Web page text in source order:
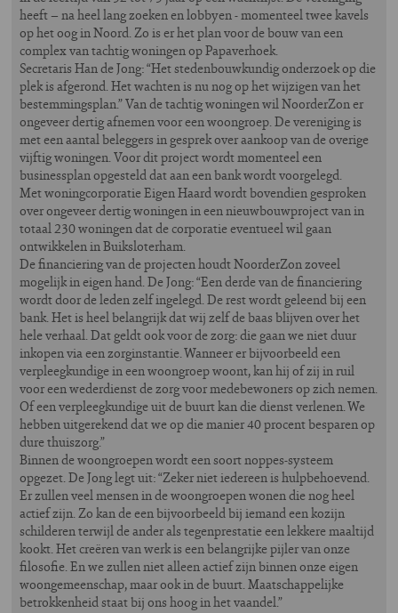
heeft – na heel lang zoeken en lobbyen - momenteel twee kavels
op het oog in Noord. Zo is er het plan voor de bouw van een
complex van tachtig woningen op Papaverhoek.
Secretaris Han de Jong: “Het stedenbouwkundig onderzoek op die
plek is afgerond. Het wachten is nu nog op het wijzigen van het
bestemmingsplan.” Van de tachtig woningen wil NoorderZon er
ongeveer dertig afnemen voor een woongroep. De vereniging is
met een aantal beleggers in gesprek over aankoop van de overige
vijftig woningen. Voor dit project wordt momenteel een
businessplan opgesteld dat aan een bank wordt voorgelegd.
Met woningcorporatie Eigen Haard wordt bovendien gesproken
over ongeveer dertig woningen in een nieuwbouwproject van in
totaal 230 woningen dat de corporatie eventueel wil gaan
ontwikkelen in Buiksloterham.
De financiering van de projecten houdt NoorderZon zoveel
mogelijk in eigen hand. De Jong: “Een derde van de financiering
wordt door de leden zelf ingelegd. De rest wordt geleend bij een
bank. Het is heel belangrijk dat wij zelf de baas blijven over het
hele verhaal. Dat geldt ook voor de zorg: die gaan we niet duur
inkopen via een zorginstantie. Wanneer er bijvoorbeeld een
verpleegkundige in een woongroep woont, kan hij of zij in ruil
voor een wederdienst de zorg voor medebewoners op zich nemen.
Of een verpleegkundige uit de buurt kan die dienst verlenen. We
hebben uitgerekend dat we op die manier 40 procent besparen op
dure thuiszorg.”
Binnen de woongroepen wordt een soort noppes-systeem
opgezet. De Jong legt uit: “Zeker niet iedereen is hulpbehoevend.
Er zullen veel mensen in de woongroepen wonen die nog heel
actief zijn. Zo kan de een bijvoorbeeld bij iemand een kozijn
schilderen terwijl de ander als tegenprestatie een lekkere maaltijd
kookt. Het creëren van werk is een belangrijke pijler van onze
filosofie. En we zullen niet alleen actief zijn binnen onze eigen
woongemeenschap, maar ook in de buurt. Maatschappelijke
betrokkenheid staat bij ons hoog in het vaandel.”